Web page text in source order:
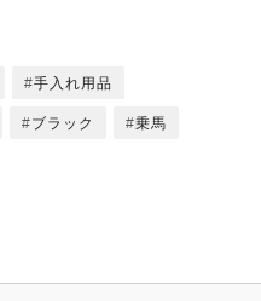
手入れ用品
ブラック 乗馬